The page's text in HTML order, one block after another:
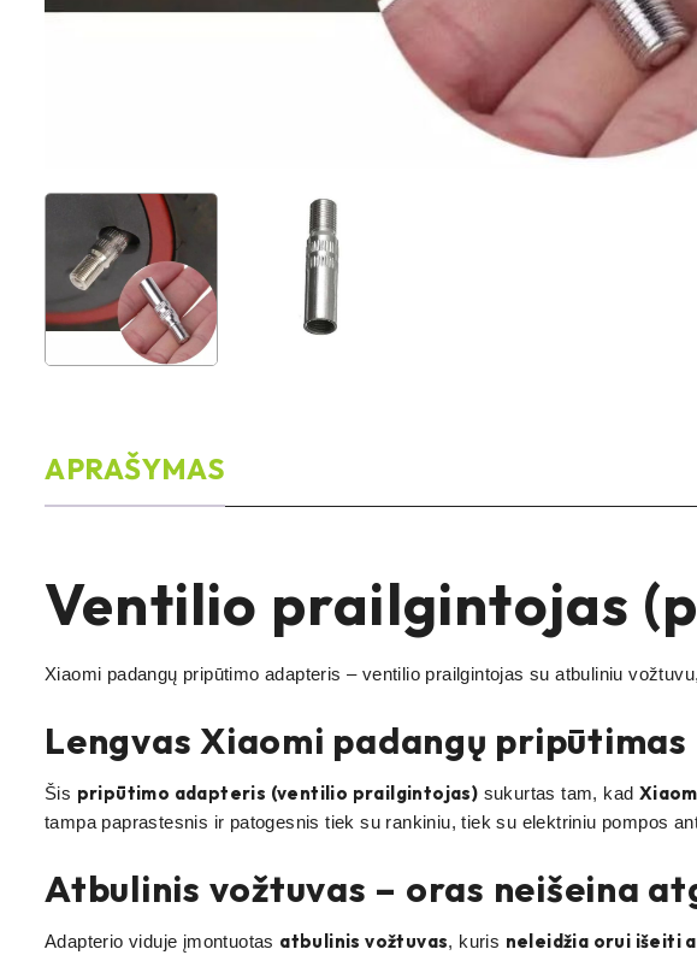
APRAŠYMAS
Ventilio prailgintojas
Xiaomi padangų pripūtimo adapteris – ventilio prailgintojas su atbuliniu
Lengvas Xiaomi padangų
Šis pripūtimo adapteris (ventilio prailgintojas) sukurtas tam, kad
tampa paprastesnis ir patogesnis tiek su rankiniu, tiek su elektriniu pompos
Atbulinis vožtuvas – oras neišeina
Adapterio viduje įmontuotas atbulinis vožtuvas, kuris neleidžia orui išeiti